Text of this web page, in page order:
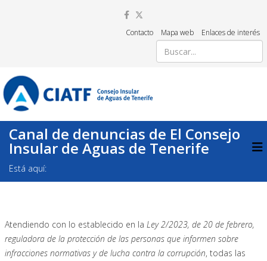
Contacto Mapa web Enlaces de interés
Canal de denuncias de El Consejo
Insular de Aguas de Tenerife
Está aquí:
Atendiendo con lo establecido en la Ley 2/2023, de 20 de febrero,
reguladora de la protección de las personas que informen sobre
infracciones normativas y de lucha contra la corrupción, todas las